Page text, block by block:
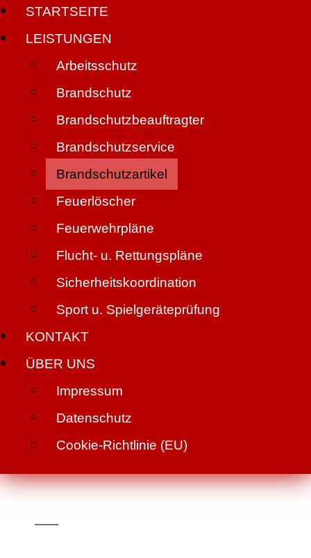
STARTSEITE
LEISTUNGEN
Arbeitsschutz
Brandschutz
Brandschutzbeauftragter
Brandschutzservice
Brandschutzartikel
Feuerlöscher
Feuerwehrpläne
Flucht- u. Rettungspläne
Sicherheitskoordination
Sport u. Spielgeräteprüfung
KONTAKT
ÜBER UNS
Impressum
Datenschutz
Cookie-Richtlinie (EU)